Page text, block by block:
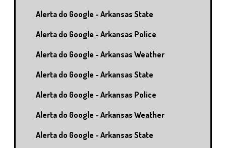
Alerta do Google - Arkansas State
Alerta do Google - Arkansas Police
Alerta do Google - Arkansas Weather
Alerta do Google - Arkansas State
Alerta do Google - Arkansas Police
Alerta do Google - Arkansas Weather
Alerta do Google - Arkansas State